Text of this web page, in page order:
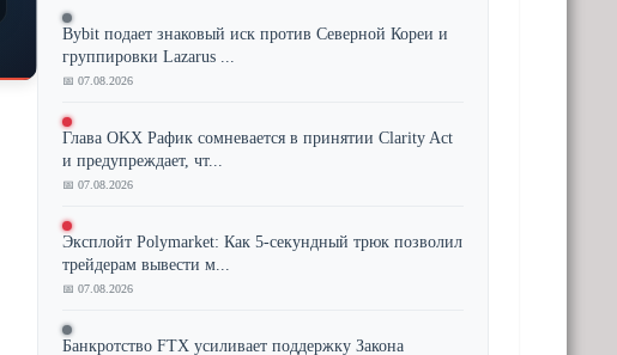
Bybit подает знаковый иск против Северной Кореи и
группировки Lazarus ...
📅 07.08.2026
Глава OKX Рафик сомневается в принятии Clarity Act
и предупреждает, чт...
📅 07.08.2026
Эксплойт Polymarket: Как 5-секундный трюк позволил
трейдерам вывести м...
📅 07.08.2026
Банкротство FTX усиливает поддержку Закона